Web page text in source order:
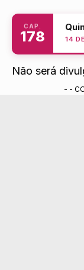
CAP.
178 14
Não será
- -